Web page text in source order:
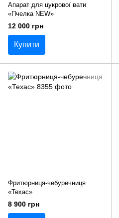
Апарат для цукрової вати
«Пчелка NEW»
12 000 грн
Купити
Фритюрниця-чебуречниця
«Техас»
8 900 грн